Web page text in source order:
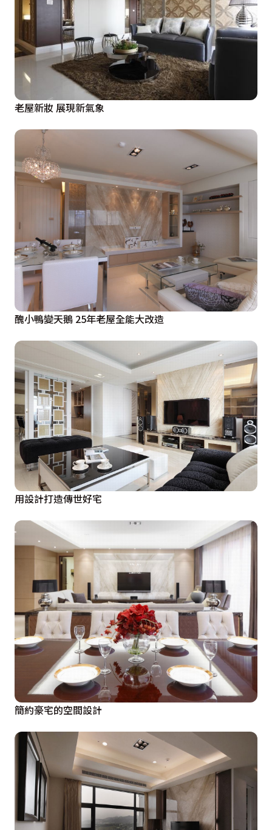
老屋新妝 展現新氣象
醜小鴨變天鵝 25年老屋全能大改造
用設計打造傳世好宅
簡約豪宅的空間設計